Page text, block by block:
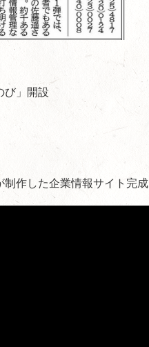
び」開設
制作した企業情報サイト完成